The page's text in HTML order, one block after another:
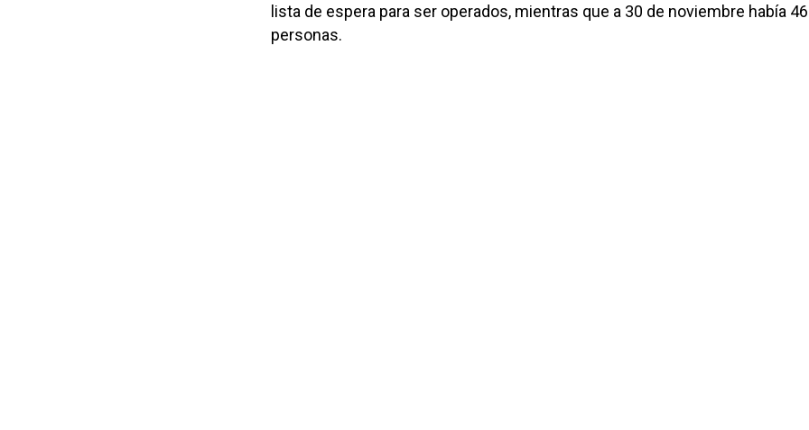
lista de espera para ser operados, mientras que a 30 de noviembre había
personas.